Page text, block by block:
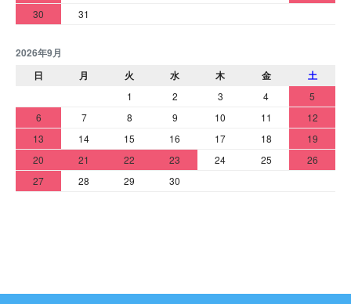
30
31
2026年9月
日
月 火 水 木 金 土
1 2 3 4
5
6
7 8 9 10 11
12
13
14 15 16 17 18
19
20
21 22 23 24 25
26
27
28 29 30